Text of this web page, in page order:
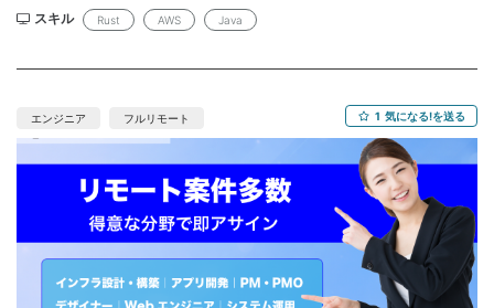
ィブレベルの日本語対応ができれば可 ※N1資格の有無より、実務
上の日本語コミュニケーション力を重視 【面談】：2回想定 【備
融・証券系業務アプリの保守経験、業務仕様理解、ユーザー問い
合わせ対応力が重視されます。 ・金融・証券系の業務アプリ保守
経験者：業務仕様理解とユーザー対応が重要なため ・業務SEタイ
プ：技術だけでなく、業務フローを理解して説明する必要がある
ため ・Java保守・改修経験者：既存ソース読解と新商品追加時の
改修が発生するため ・問い合わせ対応に抵抗がない人：セールス
部門からの問い合わせ対応が発生するため ・フットワーク軽く動
ける人 | 年齢よりも、現場対応力・柔軟性が重視されるため -=-=-
=-=-=-=-=-=-=-=-=-=-=-=-=-=--=-=-=-=-=
発言語： Rust、Python ・バックエンドのライブラリ・フレーム
インフラ： Amazon Web Services ・AWS製品： EC2、ECS、
ツール： GitHub、Slack、CircleCI、Sentry 【スキル】： ＜必須
＞ ・C/C++、C#、Java、Go、Scala いずれかの静的言語開発経
験合計5年以上 ・Rustでの開発が問題ない方 ・WEBシステム開発
経験3年以上 ・データベースを使用したシステム開発のご経験 ・
AWSなどクラウド環境を利用したシステム開発のご経験 ＜尚可＞
・システムアーキテクチャ設計の経験 ・スクラム開発の経験 ・
Dockerなどのコンテナ技術を利用した開発経験 ・自社サービスの
開発運用経験 ・複数言語でのプログラミング経験 ・Rustでのプロ
グラミング経験 ＜求める人物像＞ ・自発的に行動できる人 ・チー
スキル Rust AWS Java
エンジニア フルリモート 1 気になる!を送る